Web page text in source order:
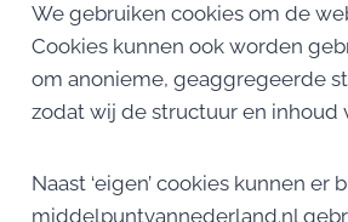
We gebruiken cookies om de
Cookies kunnen ook worden
om anonieme, geaggregeerde
zodat wij de structuur en inhoud
Naast ‘eigen’ cookies kunnen
middelpuntvannederland.nl